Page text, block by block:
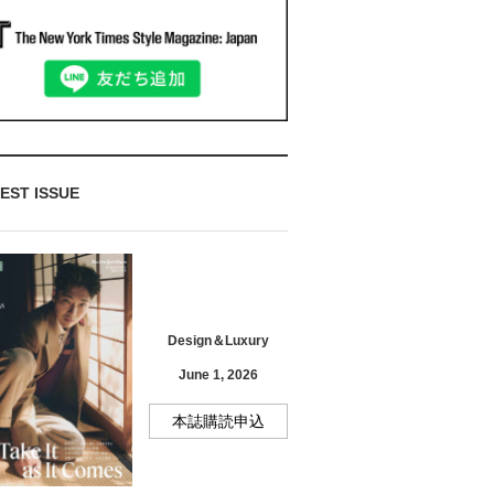
ISSUE
Design＆Luxury
June 1, 2026
本誌購読申込